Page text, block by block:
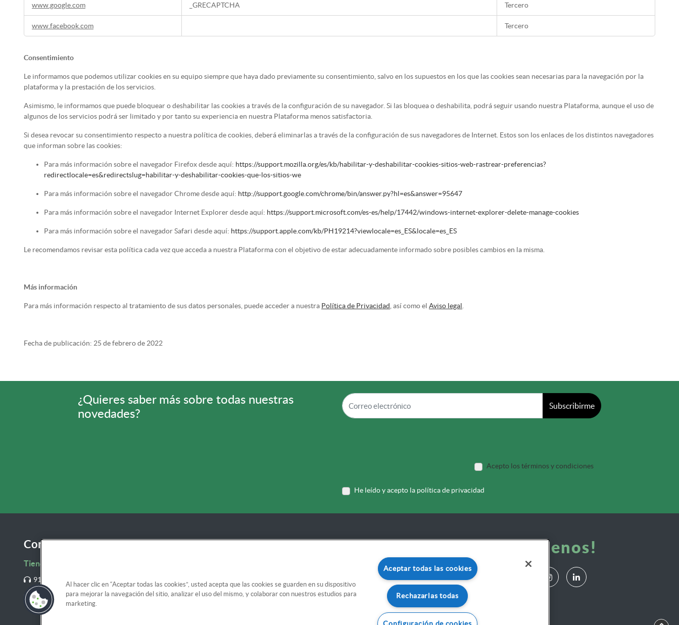
www.google.com _GRECAPTCHA Tercero
www.facebook.com Tercero
Consentimiento
Le informamos que podemos utilizar cookies en su equipo siempre que haya dado previamente su consentimiento, salvo en los supuestos en los que las cookies sean necesarias para la navegación por la
plataforma y la prestación de los servicios.
Asimismo, le informamos que puede bloquear o deshabilitar las cookies a través de la configuración de su navegador. Si las bloquea o deshabilita, podrá seguir usando nuestra Plataforma, aunque el uso de
algunos de los servicios podrá ser limitado y por tanto su experiencia en nuestra Plataforma menos satisfactoria.
Si desea revocar su consentimiento respecto a nuestra política de cookies, deberá eliminarlas a través de la configuración de sus navegadores de Internet. Estos son los enlaces de los distintos navegadores
que informan sobre las cookies:
Para más información sobre el navegador Firefox desde aquí: https://support.mozilla.org/es/kb/habilitar-y-deshabilitar-cookies-sitios-web-rastrear-preferencias?
redirectlocale=es&redirectslug=habilitar-y-deshabilitar-cookies-que-los-sitios-we
Para más información sobre el navegador Chrome desde aquí: http://support.google.com/chrome/bin/answer.py?hl=es&answer=95647
Para más información sobre el navegador Internet Explorer desde aquí: https://support.microsoft.com/es-es/help/17442/windows-internet-explorer-delete-manage-cookies
Para más información sobre el navegador Safari desde aquí: https://support.apple.com/kb/PH19214?viewlocale=es_ES&locale=es_ES
Le recomendamos revisar esta política cada vez que acceda a nuestra Plataforma con el objetivo de estar adecuadamente informado sobre posibles cambios en la misma.
Más información
Para más información respecto al tratamiento de sus datos personales, puede acceder a nuestra Política de Privacidad, así como el Aviso legal.
Fecha de publicación: 25 de febrero de 2022
¿Quieres saber más sobre todas nuestras
novedades?
Subscribirme
Acepto los términos y condiciones
He leído y acepto la política de privacidad
Contacta con nosotros
Tienda Online de Forletter
911 23 64 10
clientes@tienda.forletter.com
Sobre Forletter
Servicios
Proyectos
¡Síguenos!
Al hacer clic en “Aceptar todas las cookies”, usted acepta que las cookies se guarden en su dispositivo
para mejorar la navegación del sitio, analizar el uso del mismo, y colaborar con nuestros estudios para
marketing.
Aceptar todas las cookies
Rechazarlas todas